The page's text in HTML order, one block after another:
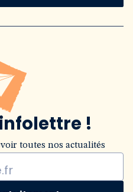
!
toutes nos actualités